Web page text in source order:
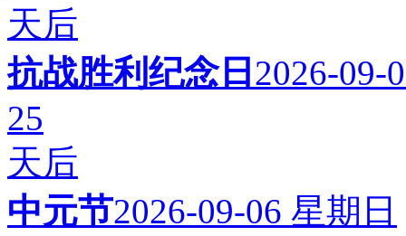
天后
抗战胜利纪念日 2026-09-
25
天后
中元节2026-09-06 星期日